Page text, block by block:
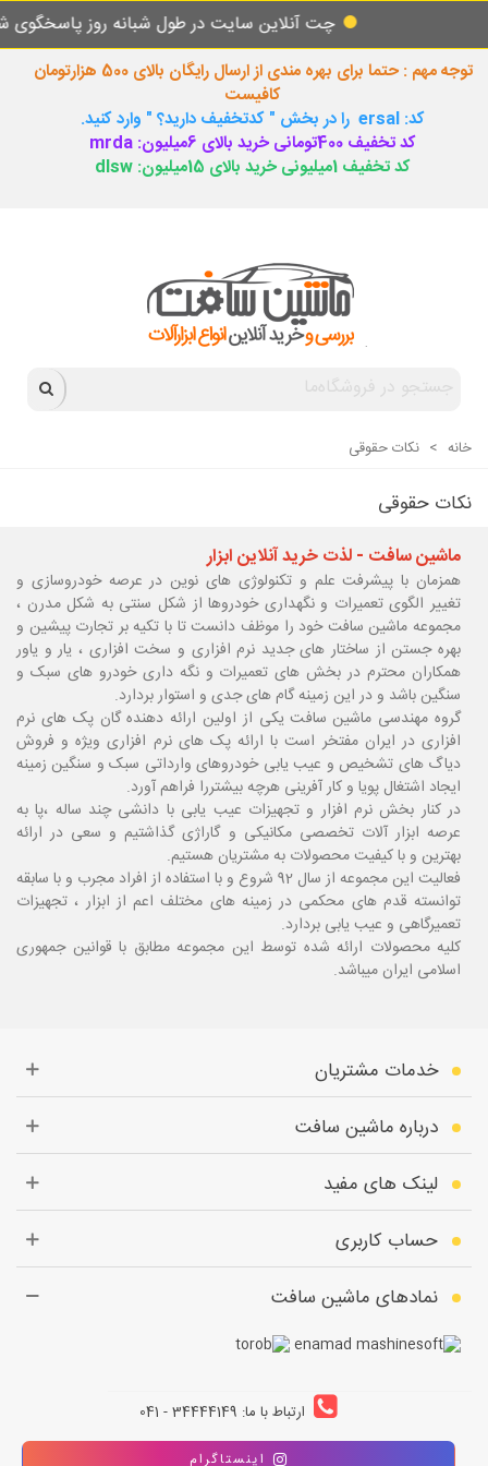
چت آنلاین سایت در طول شبانه روز پاسخگوی شما
توجه مهم : حتما برای بهره مندی از ارسال رایگان بالای 500 هزارتومان
کافیست
کد: ersal را در بخش " کدتخفیف دارید؟ " وارد کنید.
کد تخفیف 400تومانی خرید بالای 6میلیون: mrda
کد تخفیف 1میلیونی خرید بالای 15میلیون: dlsw
خانه > نکات حقوقی
نکات حقوقی
ماشین سافت - لذت خرید آنلاین ابزار
همزمان با پیشرفت علم و تکنولوژی های نوین در عرصه خودروسازی و
تغییر الگوی تعمیرات و نگهداری خودروها از شکل سنتی به شکل مدرن ،
مجموعه ماشین سافت خود را موظف دانست تا با تکیه بر تجارت پیشین و
بهره جستن از ساختار های جدید نرم افزاری و سخت افزاری ، یار و یاور
همکاران محترم در بخش های تعمیرات و نگه داری خودرو های سبک و
سنگین باشد و در این زمینه گام های جدی و استوار بردارد.
گروه مهندسی ماشین سافت یکی از اولین ارائه دهنده گان پک های نرم
افزاری در ایران مفتخر است با ارائه پک های نرم افزاری ویژه و فروش
دیاگ های تشخیص و عیب یابی خودروهای وارداتی سبک و سنگین زمینه
ایجاد اشتغال پویا و کار آفرینی هرچه بیشتررا فراهم آورد.
در کنار بخش نرم افزار و تجهیزات عیب یابی با دانشی چند ساله ،پا به
عرصه ابزار آلات تخصصی مکانیکی و گاراژی گذاشتیم و سعی در ارائه
بهترین و با کیفیت محصولات به مشتریان هستیم.
فعالیت این مجموعه از سال 92 شروع و با استفاده از افراد مجرب و با سابقه
توانسته قدم های محکمی در زمینه های مختلف اعم از ابزار ، تجهیزات
تعمیرگاهی و عیب یابی بردارد.
کلیه محصولات ارائه شده توسط این مجموعه مطابق با قوانین جمهوری
اسلامی ایران میباشد.
خدمات مشتریان
درباره ماشین سافت
لینک های مفید
حساب کاربری
نمادهای ماشین سافت
ارتباط با ما: 34444149 - 041
اینستاگرام